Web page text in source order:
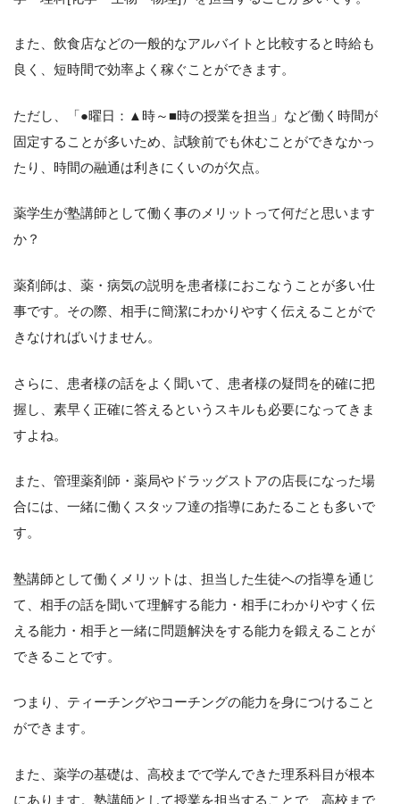
また、飲食店などの一般的なアルバイトと比較すると時給も
良く、短時間で効率よく稼ぐことができます。
ただし、「●曜日：▲時～■時の授業を担当」など働く時間が
固定することが多いため、試験前でも休むことができなかっ
たり、時間の融通は利きにくいのが欠点。
薬学生が塾講師として働く事のメリットって何だと思います
か？
薬剤師は、薬・病気の説明を患者様におこなうことが多い仕
事です。その際、相手に簡潔にわかりやすく伝えることがで
きなければいけません。
さらに、患者様の話をよく聞いて、患者様の疑問を的確に把
握し、素早く正確に答えるというスキルも必要になってきま
すよね。
また、管理薬剤師・薬局やドラッグストアの店長になった場
合には、一緒に働くスタッフ達の指導にあたることも多いで
す。
塾講師として働くメリットは、担当した生徒への指導を通じ
て、相手の話を聞いて理解する能力・相手にわかりやすく伝
える能力・相手と一緒に問題解決をする能力を鍛えることが
できることです。
つまり、ティーチングやコーチングの能力を身につけること
ができます。
また、薬学の基礎は、高校までで学んできた理系科目が根本
にあります。塾講師として授業を担当することで、高校まで